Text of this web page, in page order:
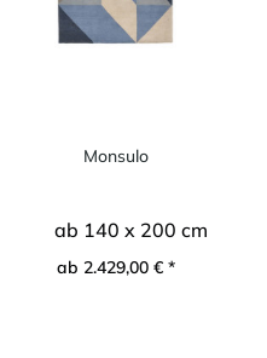
Monsulo
ab 140 x 200 cm
ab 2.429,00 € *